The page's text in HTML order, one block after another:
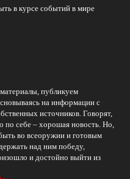
в курсе событий в мире
публикуем
на информации с
источников. Говорят,
по себе – хорошая новость. Но,
во всеоружии и готовым
над ним победу,
и достойно выйти из